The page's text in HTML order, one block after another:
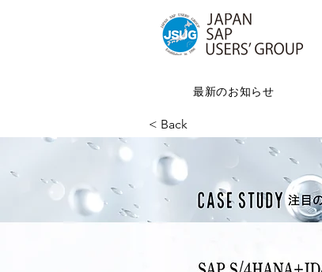
最新のお知らせ
< Back